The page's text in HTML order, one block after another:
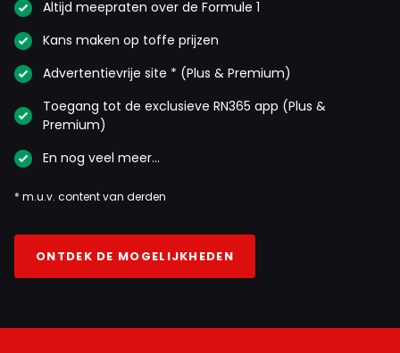
Altijd meepraten over de Formule 1
Kans maken op toffe prijzen
Advertentievrije site * (Plus & Premium)
Toegang tot de exclusieve RN365 app (Plus &
Premium)
En nog veel meer…
* m.u.v. content van derden
ONTDEK DE MOGELIJKHEDEN